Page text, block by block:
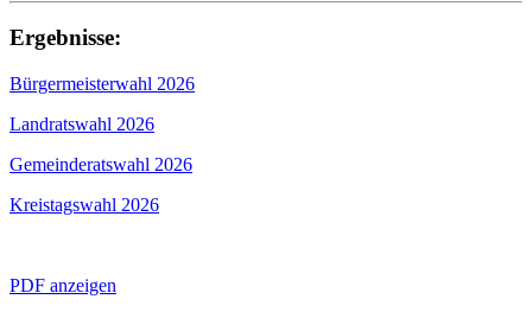
Ergebnisse:
Bürgermeisterwahl 2026
Landratswahl 2026
Gemeinderatswahl 2026
Kreistagswahl 2026
PDF anzeigen